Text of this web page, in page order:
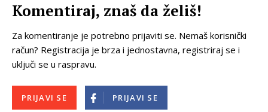
Komentiraj, znaš da želiš!
Za komentiranje je potrebno prijaviti se. Nemaš korisnički
račun? Registracija je brza i jednostavna, registriraj se i
uključi se u raspravu.
PRIJAVI SE PRIJAVI SE